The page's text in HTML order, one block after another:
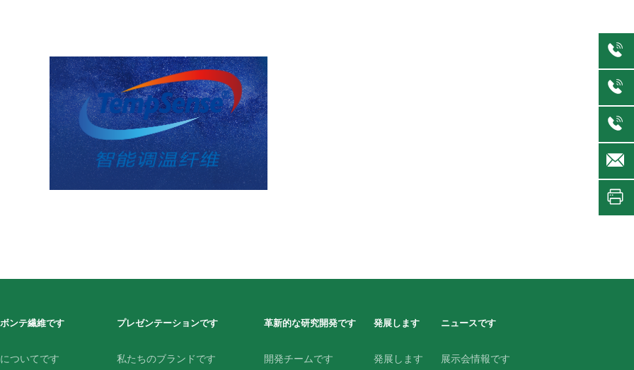
ボンテ繊維です
についてです
プレゼンテーションです
私たちのブランドです
革新的な研究開発です
開発チームです
発展します
発展します
ニュースです
展示会情報です